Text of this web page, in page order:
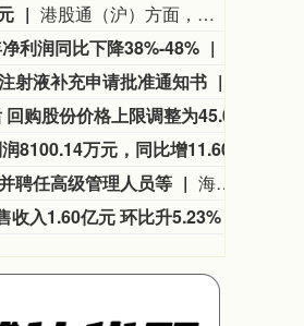
港股通（沪）方面，MINIMAX-W、中芯国际分别获净买入13.22亿港元、2.60亿港元；腾讯控股净卖出额居首，金额为9.05亿港元；港股通（深）方面，MINIMAX-W、药明生物分别获净买入9.03亿港元、7.78亿港元；腾讯控股净卖出额居首，金额为12.83亿港元。
利润同比下降38%-48%
射液补充申请批准通知书
聘任高级管理人员等
海科新源公告称，8月6日召开第三届董事会第一次会议，选举杨晓宏为第三届董事会董事长，设立四个专门委员会并确定委员。同时，聘任马立军为总经理，尉彬彬为副总经理、财务总监、董事会秘书，张仁杰为副总经理，李玲为证券事务代表。上述人员任期至第三届董事会届满。公司将解决董事会秘书兼职问题。
收入1.60亿元 环比升5.23%